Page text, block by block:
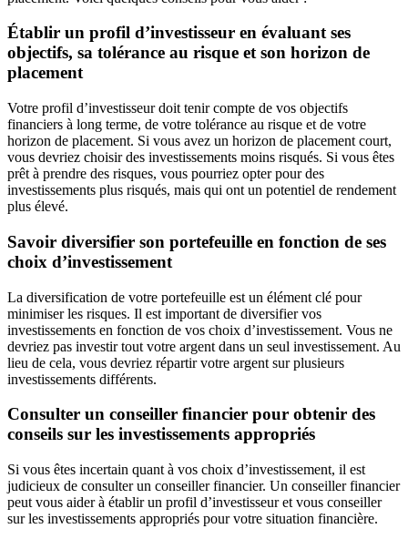
Établir un profil d’investisseur en évaluant ses
objectifs, sa tolérance au risque et son horizon de
placement
Votre profil d’investisseur doit tenir compte de vos objectifs
financiers à long terme, de votre tolérance au risque et de votre
horizon de placement. Si vous avez un horizon de placement court,
vous devriez choisir des investissements moins risqués. Si vous êtes
prêt à prendre des risques, vous pourriez opter pour des
investissements plus risqués, mais qui ont un potentiel de rendement
plus élevé.
Savoir diversifier son portefeuille en fonction de ses
choix d’investissement
La diversification de votre portefeuille est un élément clé pour
minimiser les risques. Il est important de diversifier vos
investissements en fonction de vos choix d’investissement. Vous ne
devriez pas investir tout votre argent dans un seul investissement. Au
lieu de cela, vous devriez répartir votre argent sur plusieurs
investissements différents.
Consulter un conseiller financier pour obtenir des
conseils sur les investissements appropriés
Si vous êtes incertain quant à vos choix d’investissement, il est
judicieux de consulter un conseiller financier. Un conseiller financier
peut vous aider à établir un profil d’investisseur et vous conseiller
sur les investissements appropriés pour votre situation financière.